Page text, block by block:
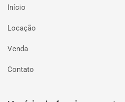
Início
Locação
Venda
Contato